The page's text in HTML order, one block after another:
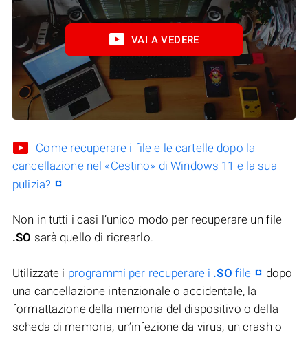
VAI A VEDERE
Come recuperare i file e le cartelle dopo la
cancellazione nel «Cestino» di Windows 11 e la sua
pulizia?
Non in tutti i casi l’unico modo per recuperare un file
.SO sarà quello di ricrearlo.
Utilizzate i programmi per recuperare i .SO file
dopo
una cancellazione intenzionale o accidentale, la
formattazione della memoria del dispositivo o della
scheda di memoria, un’infezione da virus, un crash o